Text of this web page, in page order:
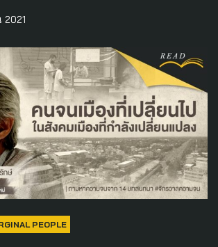
2021
PEOPLE